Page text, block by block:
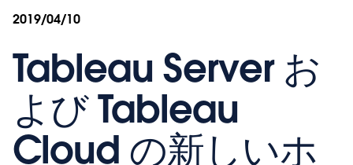
ン
に
2019/04/10
Tableau Server お
よび Tableau
Cloud の新しいホ